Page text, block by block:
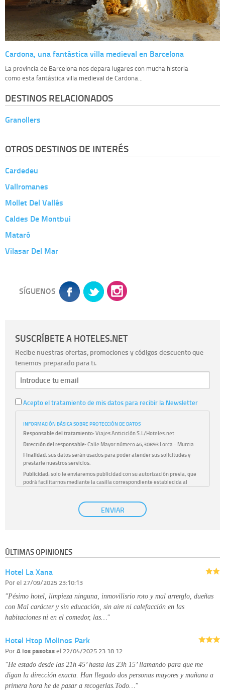
Cardona, una fantástica villa medieval en Barcelona
La provincia de Barcelona nos depara lugares con mucha historia
como esta fantástica villa medieval de Cardona...
DESTINOS RELACIONADOS
Granollers
OTROS DESTINOS DE INTERÉS
Cardedeu
Vallromanes
Mollet Del Vallés
Caldes De Montbui
Mataró
Vilasar Del Mar
SÍGUENOS
SUSCRÍBETE A HOTELES.NET
Recibe nuestras ofertas, promociones y códigos descuento que
tenemos preparado para ti.
Acepto el tratamiento de mis datos para recibir la Newsletter
INFORMACIÓN BÁSICA SOBRE PROTECCIÓN DE DATOS
Responsable del tratamiento:Viajes Anticiclón S.L/Hoteles.net
Dirección del responsable:Calle Mayor número 46,30893 Lorca - Murcia
Finalidad:sus datos serán usados para poder atender sus solicitudes y
prestarle nuestros servicios.
Publicidad:solo le enviaremos publicidad con su autorización previa, que
podrá facilitarnos mediante la casilla correspondiente establecida al
únicamente trataremos sus datos con su consentimiento
previo, que podrá facilitarnos mediante la casilla correspondiente
Derechos:tiene derecho a saber qué información tenemos sobre usted,
disponible en nuestra página web.
Información complementaria:
ENVIAR
ÚLTIMAS OPINIONES
Hotel La Xana
Porel 27/09/2025 23:10:13
"Pésimo hotel, limpieza ninguna, inmovilisrio roto y mal arrerglo, dueñas
con Mal carácter y sin educación, sin aire ni calefacción en las
habitaciones ni en el comedor, las…"
Hotel Htop Molinos Park
PorA los pasotasel 22/04/2025 23:18:12
"He estado desde las 21h 45’ hasta las 23h 15’ llamando para que me
digan la dirección exacta. Han llegado dos personas mayores y mañana a
primera hora he de pasar a recogerlas.Todo…"